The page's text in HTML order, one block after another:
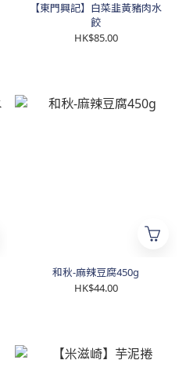
【東門興記】白菜韭黃豬肉水
餃
HK$85.00
和秋-麻辣豆腐450g
HK$44.00